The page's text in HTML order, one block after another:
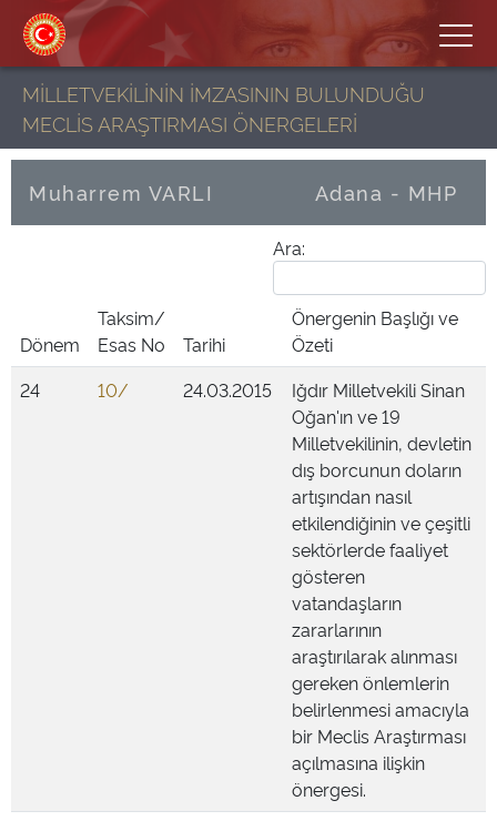
MİLLETVEKİLİNİN İMZASININ BULUNDUĞU
MECLİS ARAŞTIRMASI ÖNERGELERİ
Muharrem VARLI Adana - MHP
Ara:
Dönem
Taksim/
Esas No
Tarihi
Önergenin Başlığı ve
Özeti
24
10/ 24.03.2015
Iğdır Milletvekili Sinan
Oğan'ın ve 19
Milletvekilinin, devletin
dış borcunun doların
artışından nasıl
etkilendiğinin ve çeşitli
sektörlerde faaliyet
gösteren
vatandaşların
zararlarının
araştırılarak alınması
gereken önlemlerin
belirlenmesi amacıyla
bir Meclis Araştırması
açılmasına ilişkin
önergesi.